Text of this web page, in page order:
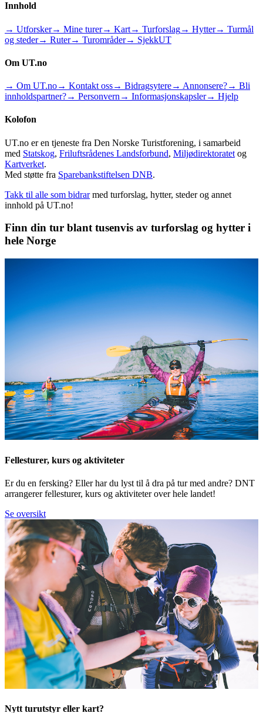
Innhold
→ Utforsker→ Mine turer→ Kart→ Turforslag→ Hytter→ Turmål
og steder→ Ruter→ Turområder→ SjekkUT
Om UT.no
→ Om UT.no→ Kontakt oss→ Bidragsytere→ Annonsere?→ Bli
innholdspartner?→ Personvern → Informasjonskapsler→ Hjelp
Kolofon
UT.no er en tjeneste fra Den Norske Turistforening, i samarbeid
med Statskog, Friluftsrådenes Landsforbund, Miljødirektoratet og
Kartverket.
Med støtte fra Sparebankstiftelsen DNB.
Takk til alle som bidrar med turforslag, hytter, steder og annet
innhold på UT.no!
Finn din tur blant tusenvis av turforslag og hytter i
hele Norge
Fellesturer, kurs og aktiviteter
Er du en fersking? Eller har du lyst til å dra på tur med andre? DNT
arrangerer fellesturer, kurs og aktiviteter over hele landet!
Se oversikt
Nytt turutstyr eller kart?